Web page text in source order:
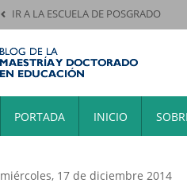
IR A LA ESCUELA DE POSGRADO
PORTADA INICIO
miércoles, 17 de diciembre 2014